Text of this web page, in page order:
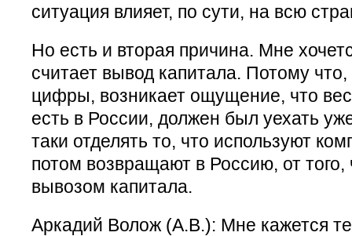
ситуация влияет, по сути, на всю
Но есть и вторая причина. Мне
считает вывод капитала. Потому
цифры, возникает ощущение, что
есть в России, должен был уехать
таки отделять то, что используют
потом возвращают в Россию, от
вывозом капитала.
Аркадий Волож (А.В.): Мне кажется